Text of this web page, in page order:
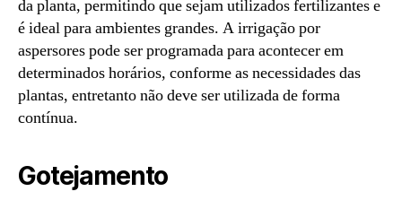
da planta, permitindo que sejam utilizados fertilizantes e
é ideal para ambientes grandes. A irrigação por
aspersores pode ser programada para acontecer em
determinados horários, conforme as necessidades das
plantas, entretanto não deve ser utilizada de forma
contínua.
Gotejamento